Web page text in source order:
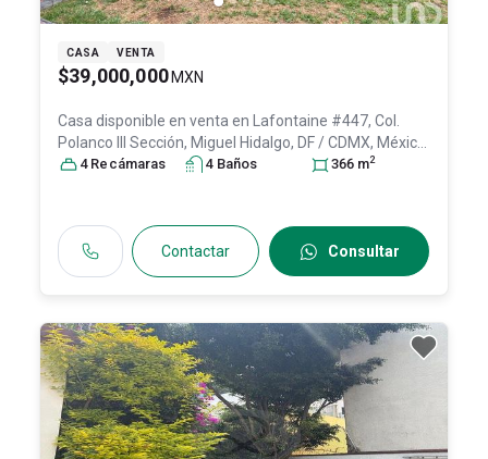
CASA VENTA
$39,000,000 MXN
Casa disponible en venta en
Lafontaine #447, Col.
Polanco III Sección, Miguel Hidalgo, DF / CDMX, México
C.P. 11540, ID:31126650
4 Recámaras 4 Baños 366 m2
Contactar Consultar